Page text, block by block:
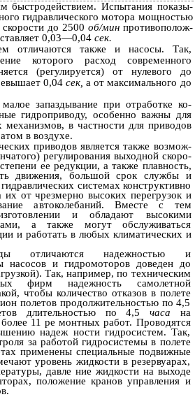
быстродействием. Испытания показы­
гидравлического мотора мощностью
до 2500 об/мин противополож­
0,03—0,04 сек.
отличаются также и насосы. Так,
которого расход современного
(регулируется) от нулевого до
0,04сек,а от максимального до
запаздывание при отработке ко­
гидроприводу, особенно важны для
в частности для приводов
в воздухе.
приводов является также возмож­
регулирования выходной скоро­
ее редукции, а также плавность,
движения, большой срок службы и
системах конструктивно
от чрезмерно высоких перегрузок и
автоколебаний. Вместе с тем
и обладают высокими
а также могут обслуживаться
и работать в любых климатических и
отличаются надежностью и
насосов и гидромоторов доведен до
Так, например, по техническим
фирм надежность самолетной
чтобы количество отказов в полете
полетов продолжительностью по 4,5
длительностью по 4,5 часа на
11 ре­ монтных работ. Проводятся
надеж­ ности гидросистем. Так,
за работой гидросистемы в полете
применены специальные подвижные
уровень жидкости в резервуарах,
давле­ ние жидкости на выходе
положение кранов управления и